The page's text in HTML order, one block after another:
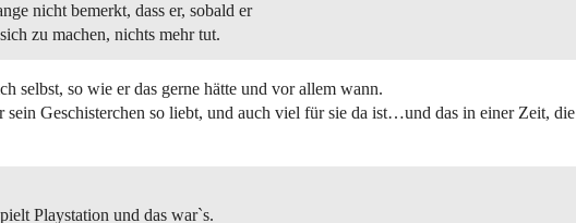
nicht bemerkt, dass er, sobald er
zu machen, nichts mehr tut.
selbst, so wie er das gerne hätte und vor allem wann.
sein Geschisterchen so liebt, und auch viel für sie da ist…und das in einer Zeit, die
Playstation und das war`s.